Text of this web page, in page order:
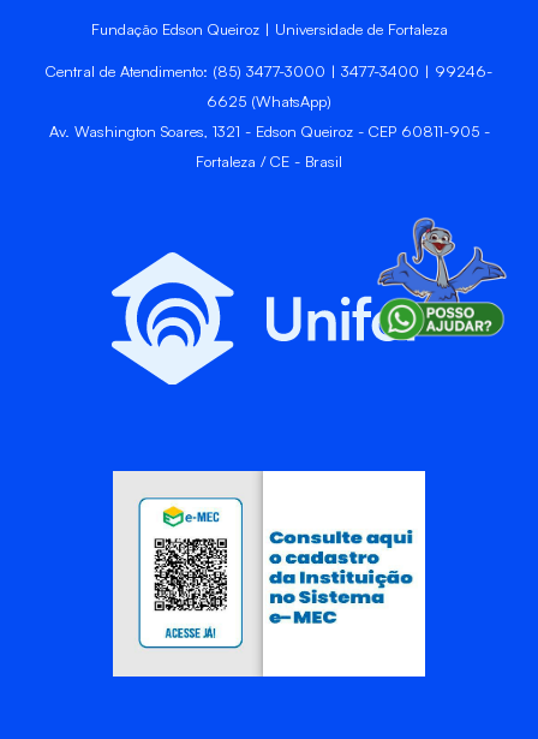
Fundação Edson Queiroz | Universidade de Fortaleza
Central de Atendimento: (85) 3477-3000 | 3477-3400 | 99246-
6625 (WhatsApp)
Av. Washington Soares, 1321 - Edson Queiroz - CEP 60811-905 -
Fortaleza / CE - Brasil